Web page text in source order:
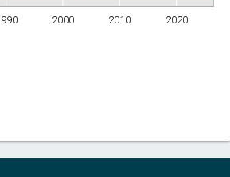
2000 2010 2020